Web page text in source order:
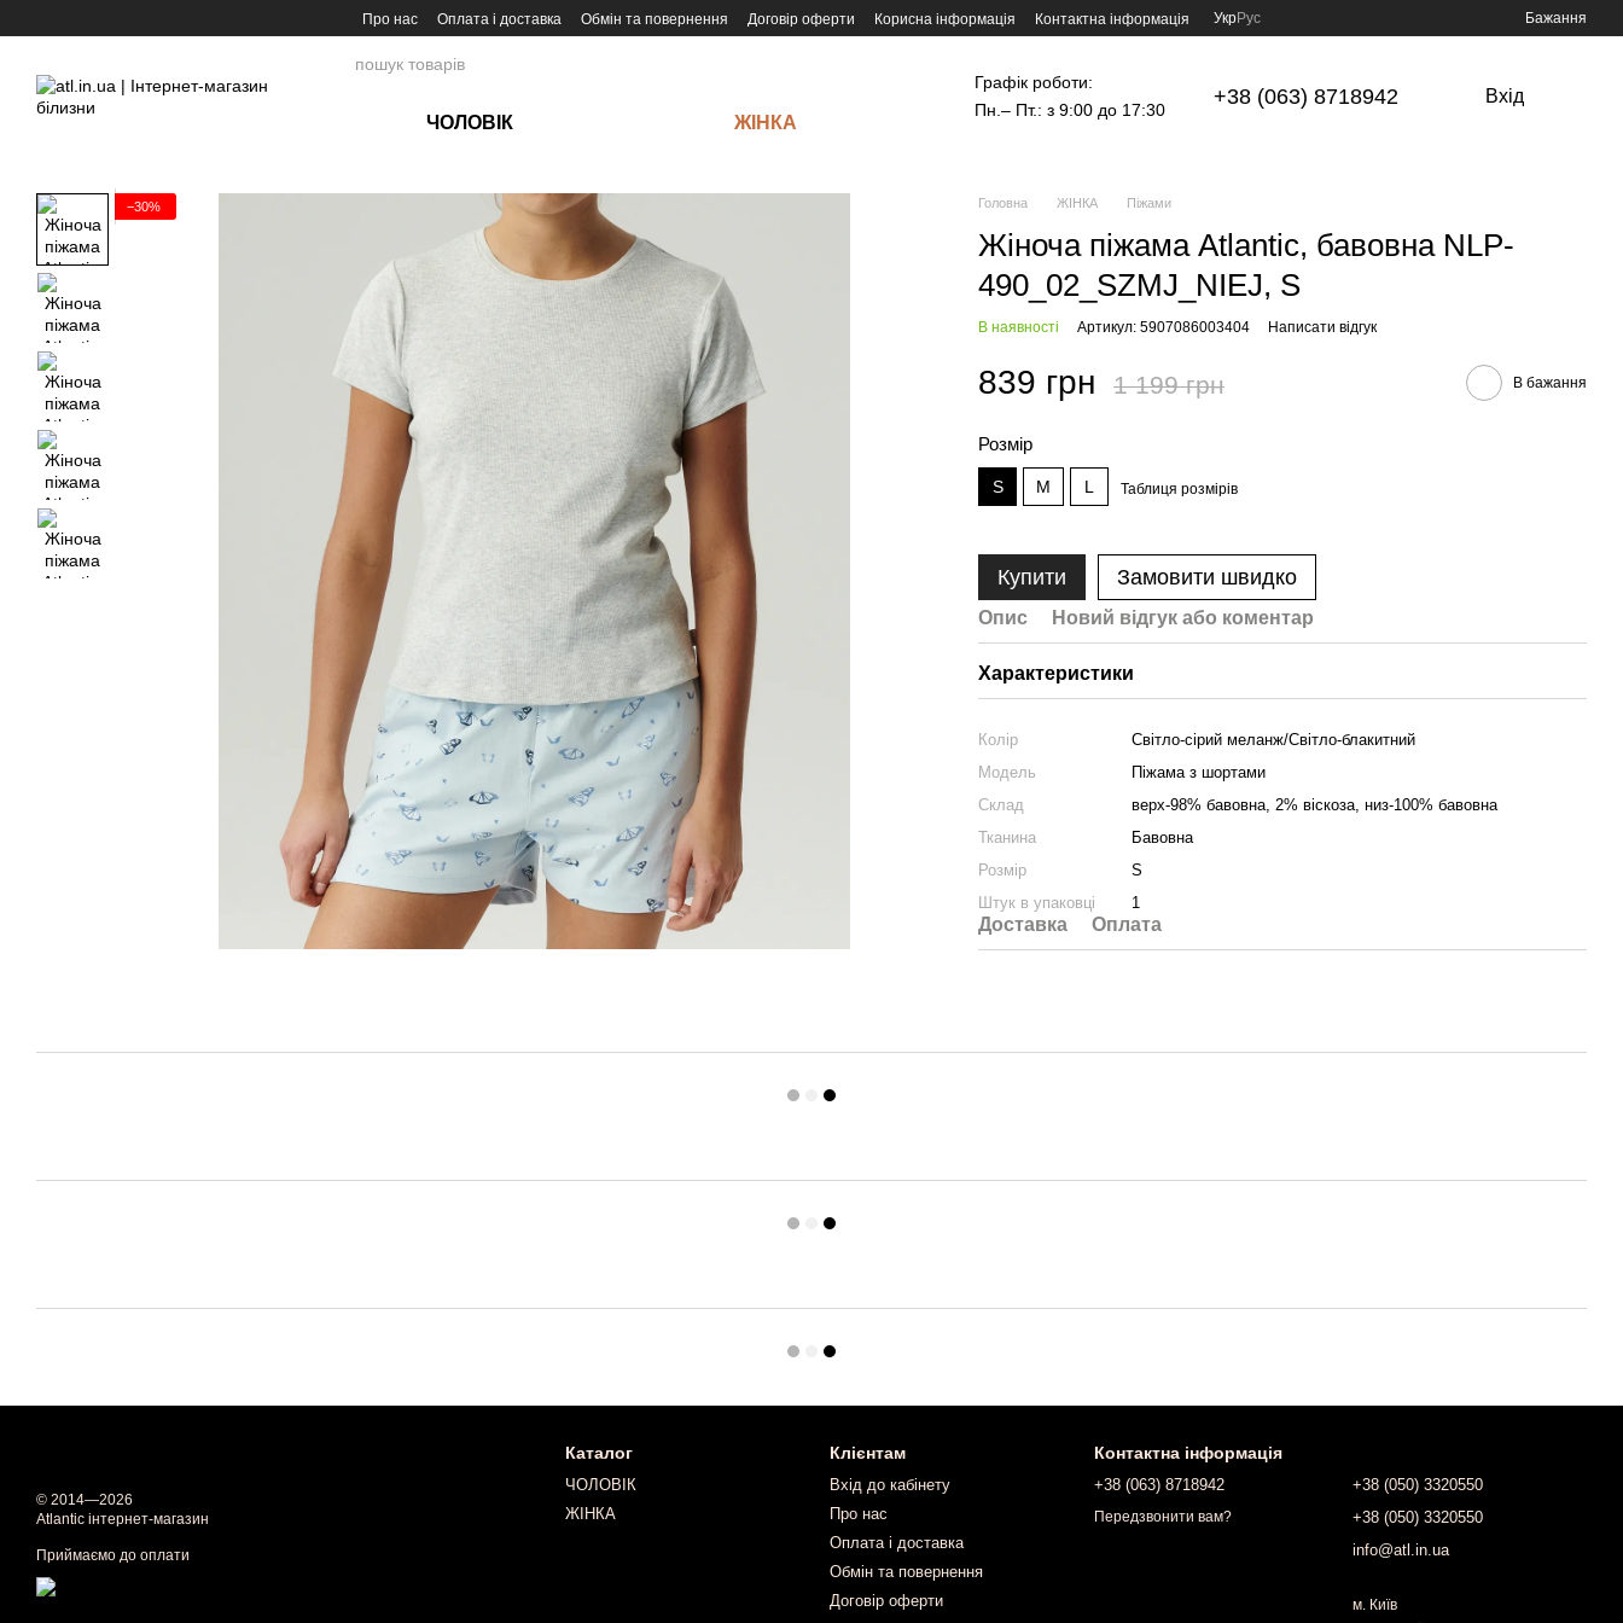
Про нас Оплата і доставка Обмін та повернення Договір оферти Корисна інформація Контактна інформація УкрРус Бажання
ЧОЛОВІК ЖІНКА
Графік роботи:
Пн.– Пт.: з 9:00 до 17:30
+38 (063) 8718942 Вхід
−30% Головна ЖІНКА Піжами
Жіноча піжама Atlantic, бавовна NLP-
490_02_SZMJ_NIEJ, S
В наявності Артикул: 5907086003404 Написати відгук
839 грн 1 199 грн В бажання
Розмір
S M L Таблиця розмірів
Купити Замовити швидко
Опис Новий відгук або коментар
Характеристики
Колір
Світло-сірий меланж/Світло-блакитний
Модель
Піжама з шортами
Склад
верх-98% бавовна, 2% віскоза, низ-100% бавовна
Тканина
Бавовна
Розмір
S
Штук в упаковці
1
Доставка Оплата
© 2014—2026
Atlantic інтернет-магазин
Приймаємо до оплати
Каталог
ЧОЛОВІК
ЖІНКА
Клієнтам
Вхід до кабінету
Про нас
Оплата і доставка
Обмін та повернення
Договір оферти
Контактна інформація
+38 (063) 8718942
Передзвонити вам?
+38 (050) 3320550
+38 (050) 3320550
info@atl.in.ua
м. Київ